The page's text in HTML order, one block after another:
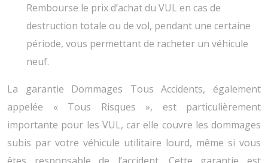
Rembourse le prix d’achat du VUL en cas de
destruction totale ou de vol, pendant une certaine
période, vous permettant de racheter un véhicule
neuf.
La garantie Dommages Tous Accidents, également
appelée « Tous Risques », est particulièrement
importante pour les VUL, car elle couvre les dommages
subis par votre véhicule utilitaire lourd, même si vous
êtes responsable de l’accident. Cette garantie est